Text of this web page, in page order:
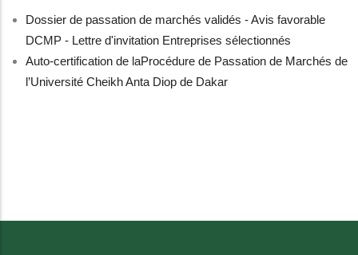
Dossier de passation de marchés validés - Avis favorable
DCMP - Lettre d'invitation Entreprises sélectionnés
Auto-certification de laProcédure de Passation de Marchés de
l’Université Cheikh Anta Diop de Dakar